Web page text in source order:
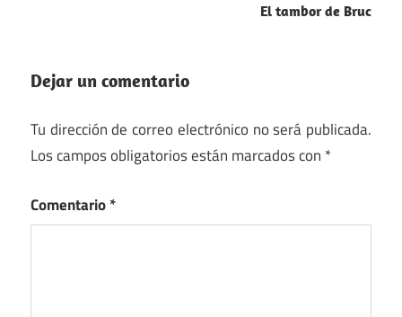
El tambor de Bruc
Dejar un comentario
Tu dirección de correo electrónico no será publicada.
Los campos obligatorios están marcados con *
Comentario*